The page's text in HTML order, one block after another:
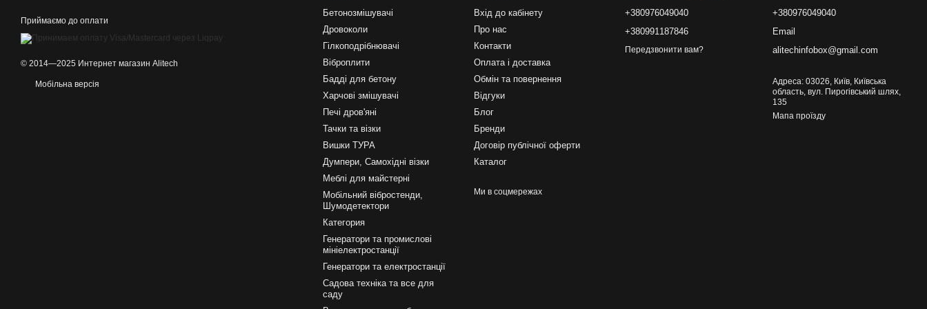
Приймаємо до оплати
© 2014—2025 Интернет магазин Alitech
Мобільна версія
Бетонозмішувачі
Дровоколи
Гілкоподрібнювачі
Віброплити
Бадді для бетону
Харчові змішувачі
Печі дров'яні
Тачки та візки
Вишки ТУРА
Думпери, Самохідні візки
Меблі для майстерні
Мобільний вібростенди,
Шумодетектори
Категория
Генератори та промислові
мініелектростанції
Генератори та електростанції
Садова техніка та все для
саду
Вхід до кабінету
Про нас
Контакти
Оплата і доставка
Обмін та повернення
Відгуки
Блог
Бренди
Договір публічної оферти
Каталог
Ми в соцмережах
+380976049040
+380991187846
Передзвонити вам?
+380976049040
Email
alitechinfobox@gmail.com
Адреса: 03026, Київ, Київська
область, вул. Пирогівський шлях,
135
Мапа проїзду